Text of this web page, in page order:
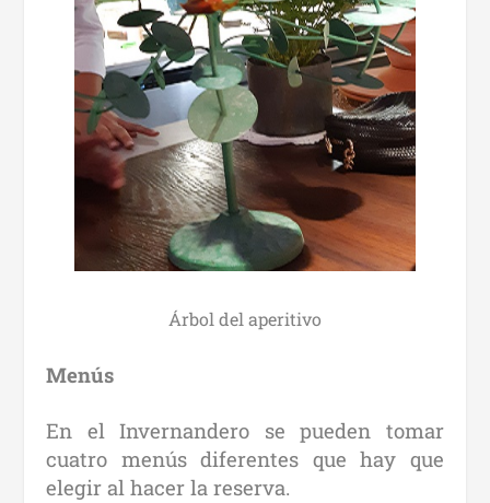
Árbol del aperitivo
Menús
En el Invernandero se pueden tomar
cuatro menús diferentes que hay que
elegir al hacer la reserva.